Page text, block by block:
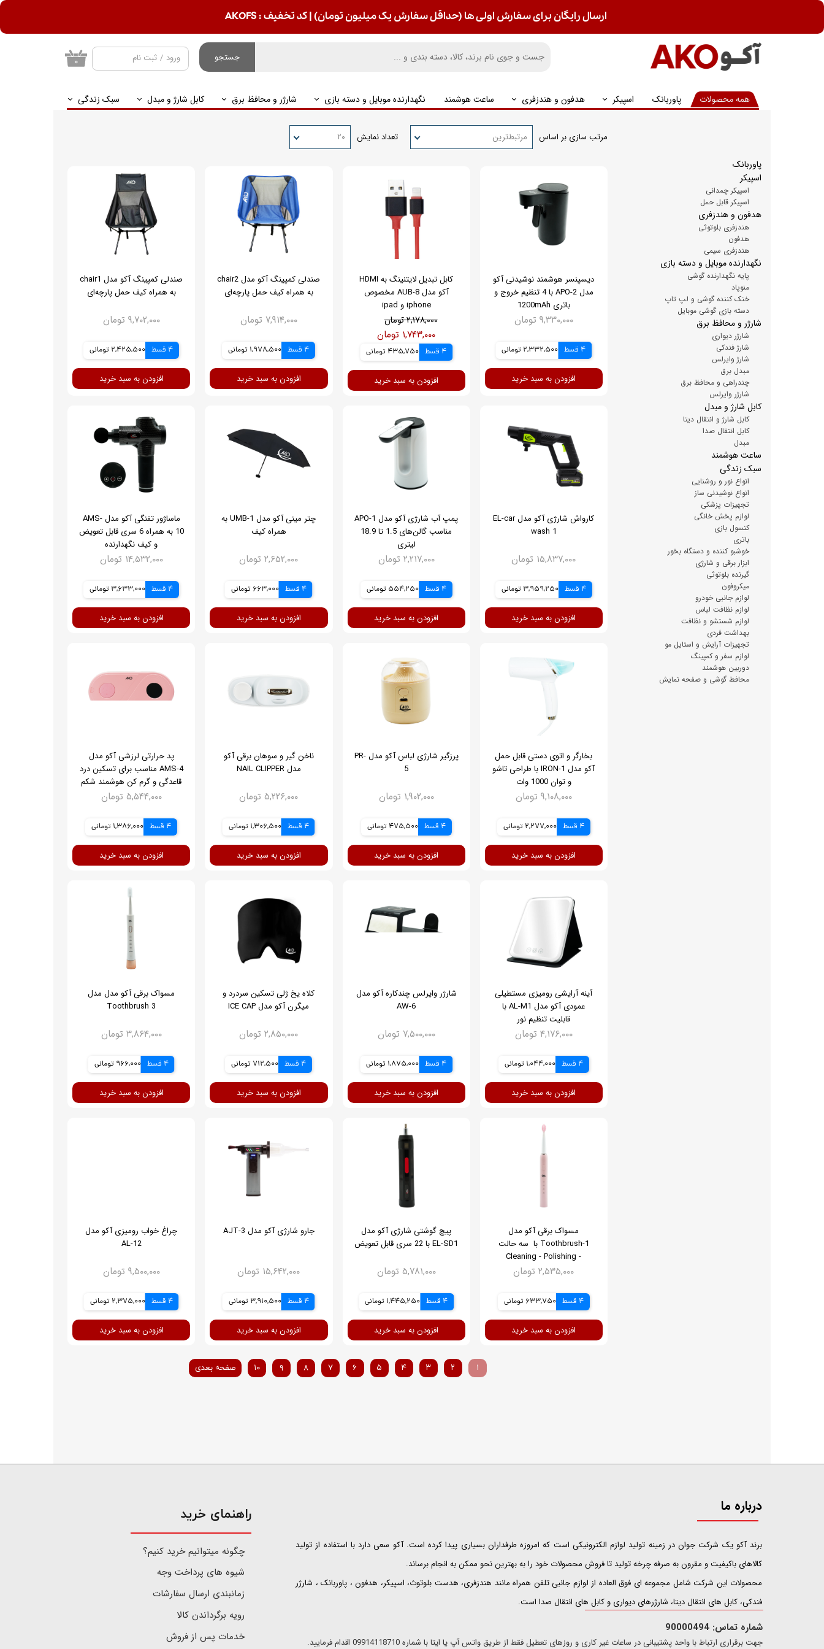
جستجو
همه محصولات پاوربانک اسپیکر هدفون و هندزفری ساعت هوشمند نگهدارنده موبایل و دسته بازی شارژر و محافظ برق کابل شارژ و مبدل سبک زندگی
ورود / ثبت نام
تغییر گذر واژه
۰
ارسال رایگان برای سفارش اولی ها (حداقل سفارش یک میلیون تومان) | کد تخفیف : AKOFS
مرتب سازی بر اساس مرتبط‌ترین تعداد نمایش ۲۰
دیسپنسر هوشمند نوشیدنی آکو
مدل APO-2 با 4 تنظیم خروج و
باتری 1200mAh
۹,۳۳۰,۰۰۰ تومان
4 قسط 2,332,500 تومانی
افزودن به سبد خرید
کابل تبدیل لایتنینگ به HDMI
آکو مدل AUB-8 مخصوص
iphone و ipad
۲,۱۷۸,۰۰۰ تومان
۱,۷۴۳,۰۰۰ تومان
4 قسط 435,750 تومانی
افزودن به سبد خرید
صندلی کمپینگ آکو مدل chair2
به همراه کیف حمل پارچه‌ای
۷,۹۱۴,۰۰۰ تومان
4 قسط 1,978,500 تومانی
افزودن به سبد خرید
صندلی کمپینگ آکو مدل chair1
به همراه کیف حمل پارچه‌ای
۹,۷۰۲,۰۰۰ تومان
4 قسط 2,425,500 تومانی
افزودن به سبد خرید
کارواش شارژی آکو مدل EL-car
wash 1
۱۵,۸۳۷,۰۰۰ تومان
4 قسط 3,959,250 تومانی
افزودن به سبد خرید
پمپ آب شارژی آکو مدل APO-1
مناسب گالن‌های 1.5 تا 18.9
لیتری
۲,۲۱۷,۰۰۰ تومان
4 قسط 554,250 تومانی
افزودن به سبد خرید
چتر مینی آکو مدل UMB-1 به
همراه کیف
۲,۶۵۲,۰۰۰ تومان
4 قسط 663,000 تومانی
افزودن به سبد خرید
ماساژور تفنگی آکو مدل AMS-
10 به همراه 6 سری قابل تعویض
و کیف نگهدارنده
۱۴,۵۳۲,۰۰۰ تومان
4 قسط 3,633,000 تومانی
افزودن به سبد خرید
بخارگر و اتوی دستی قابل حمل
آکو مدل IRON-1 با طراحی تاشو
و توان 1000 وات
۹,۱۰۸,۰۰۰ تومان
4 قسط 2,277,000 تومانی
افزودن به سبد خرید
پرزگیر شارژی لباس آکو مدل PR-
5
۱,۹۰۲,۰۰۰ تومان
4 قسط 475,500 تومانی
افزودن به سبد خرید
ناخن گیر و سوهان برقی آکو
مدل NAIL CLIPPER
۵,۲۲۶,۰۰۰ تومان
4 قسط 1,306,500 تومانی
افزودن به سبد خرید
پد حرارتی لرزشی آکو مدل
AMS-4 مناسب برای تسکین درد
قاعدگی و گرم کن هوشمند شکم
۵,۵۴۴,۰۰۰ تومان
4 قسط 1,386,000 تومانی
افزودن به سبد خرید
آینه آرایشی رومیزی مستطیلی
عمودی آکو مدل AL-M1 با
قابلیت تنظیم نور
۴,۱۷۶,۰۰۰ تومان
4 قسط 1,044,000 تومانی
افزودن به سبد خرید
شارژر وایرلس چندکاره آکو مدل
AW-6
۷,۵۰۰,۰۰۰ تومان
4 قسط 1,875,000 تومانی
افزودن به سبد خرید
کلاه یخ ژلی تسکین سردرد و
میگرن آکو مدل ICE CAP
۲,۸۵۰,۰۰۰ تومان
4 قسط 712,500 تومانی
افزودن به سبد خرید
مسواک برقی آکو مدل مدل
Toothbrush 3
۳,۸۶۴,۰۰۰ تومان
4 قسط 966,000 تومانی
افزودن به سبد خرید
مسواک برقی آکو مدل
Toothbrush-1 با سه حالت
Cleaning - Polishing -
Whitening
۲,۵۳۵,۰۰۰ تومان
4 قسط 633,750 تومانی
افزودن به سبد خرید
پیچ گوشتی شارژی آکو مدل
EL‑SD1 با 22 سری قابل تعویض
۵,۷۸۱,۰۰۰ تومان
4 قسط 1,445,250 تومانی
افزودن به سبد خرید
جارو شارژی آکو مدل AJT-3
۱۵,۶۴۲,۰۰۰ تومان
4 قسط 3,910,500 تومانی
افزودن به سبد خرید
چراغ خواب رومیزی آکو مدل
AL-12
۹,۵۰۰,۰۰۰ تومان
4 قسط 2,375,000 تومانی
افزودن به سبد خرید
۱ ۲ ۳ ۴ ۵ ۶ ۷ ۸ ۹ ۱۰ صفحه بعدی
پاوربانک
اسپیکر
اسپیکر چمدانی
اسپیکر قابل حمل
هدفون و هندزفری
هندزفری بلوتوثی
هدفون
هندزفری سیمی
نگهدارنده موبایل و دسته بازی
پایه نگهدارنده گوشی
منوپاد
خنک کننده گوشی و لپ تاپ
دسته بازی گوشی موبایل
شارژر و محافظ برق
شارژر دیواری
شارژ فندکی
شارژ وایرلس
مبدل برق
چندراهی و محافظ برق
شارژر وایرلس
کابل شارژ و مبدل
کابل شارژ و انتقال دیتا
کابل انتقال صدا
مبدل
ساعت هوشمند
سبک زندگی
انواع نور و روشنایی
انواع نوشیدنی ساز
تجهیزات پزشکی
لوازم پخش خانگی
کنسول بازی
باتری
خوشبو کننده و دستگاه بخور
ابزار برقی و شارژی
گیرنده بلوتوثی
میکروفون
لوازم جانبی خودرو
لوازم نظافت لباس
لوازم شستشو و نظافت
بهداشت فردی
تجهیزات آرایش و استایل مو
لوازم سفر و کمپینگ
دوربین هوشمند
محافط گوشی و صفحه نمایش
درباره ما
​​​​​​​برند آکو یک شرکت جوان در زمینه تولید لوازم الکترونیکی است که امروزه طرفداران بسیاری پیدا کرده است. آکو سعی دارد با استفاده از تولید
کالاهای باکیفیت و مقرون به صرفه چرخه تولید تا فروش محصولات خود را به بهترین نحو ممکن به انجام برساند.
محصولات این شرکت شامل مجموعه ای فوق العاده از لوازم جانبی تلفن همراه مانند هندزفری، هدست بلوتوث، اسپیکر، هدفون ، پاوربانک ، شارژر
فندکی، کابل های انتقال دیتا، شارژرهای دیواری و کابل های انتقال صدا است.
شماره تماس: 90000494
​​جهت برقراری ارتباط با واحد پشتیبانی در ساعات غیر کاری و روزهای تعطیل فقط از طریق واتس آپ یا ایتا با شماره 09914118710 اقدام فرمایید.
​راهنمای خرید
چگونه میتوانیم خرید کنیم؟
شیوه های پرداخت وجه
زمانبندی ارسال سفارشات
رویه برگرداندن کالا
خدمات پس از فروش